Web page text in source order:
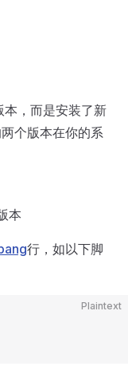
，而是安装了新
个版本在你的系
本
行，如以下脚
Plaintext